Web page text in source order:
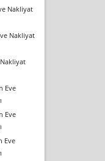
Nakliyat
Nakliyat
Eve
Eve
Eve